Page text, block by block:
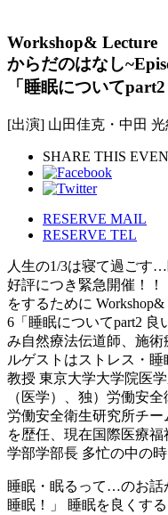
Workshop& Lecture
からだのはなし
「睡眠についてpart2
[出演] 山田佳克・中田 光
SHARE THIS
RESERVE MAIL
RESERVE TEL
人生の1/3は寝て過ごす…
好評につき緊急開催！
をするために
6「睡眠についてpart2
み自然療法伝道師、施
ルゲストはストレス・
教授 東京大学大学院医
（医学）、独）労働安
労働安全衛生研究所チ
を歴任、現在国際医療
学部学部長 多忙の中の
睡眠・眠るって…のお話
睡眠！」 睡眠を良くす